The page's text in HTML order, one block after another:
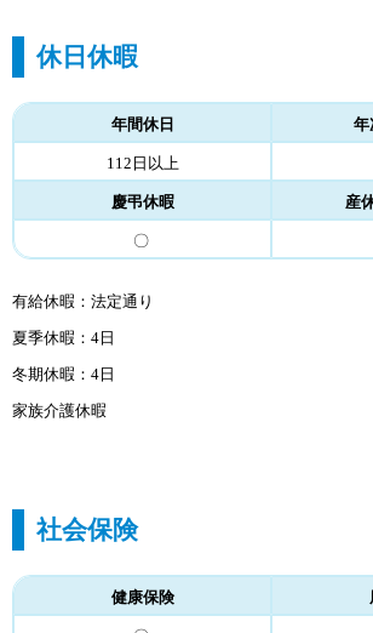
休日休暇
年間休日 年
112日以上
慶弔休暇 産
〇
有給休暇：法定通り
夏季休暇：4日
冬期休暇：4日
家族介護休暇
社会保険
健康保険